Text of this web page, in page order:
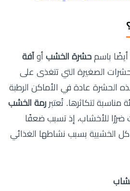
أيضًا باسم حشرة الخشب أو آفة
الصغيرة التي تتغذى على
الحشرة عادة في الأماكن الرطبة
مناسبة لتكاثرها. تُعتبر رمة الخشب
ضررًا للأخشاب، إذ تسبب ضعفًا
الخشبية بسبب نشاطها الغذائي